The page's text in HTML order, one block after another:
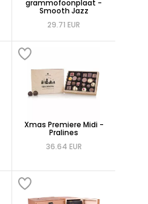
grammofoonplaat -
Smooth Jazz
29.71 EUR
Xmas Premiere Midi -
Pralines
36.64 EUR